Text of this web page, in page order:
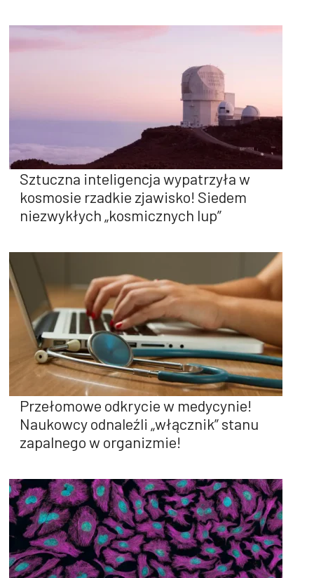
Sztuczna inteligencja wypatrzyła w
kosmosie rzadkie zjawisko! Siedem
niezwykłych „kosmicznych lup”
Przełomowe odkrycie w medycynie!
Naukowcy odnaleźli „włącznik” stanu
zapalnego w organizmie!